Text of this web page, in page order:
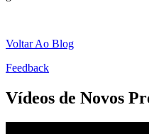
Voltar Ao Blog
Feedback
Vídeos de Novos